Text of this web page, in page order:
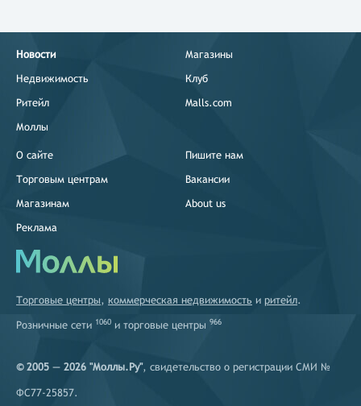
Новости
Недвижимость
Ритейл
Моллы
Магазины
Клуб
Malls.com
О сайте
Торговым центрам
Магазинам
Реклама
Пишите нам
Вакансии
About us
Торговые центры, коммерческая недвижимость и ритейл.
Розничные сети 1060 и торговые центры 966
© 2005 — 2026 "Моллы.Ру", свидетельство о регистрации СМИ №
ФС77-25857.